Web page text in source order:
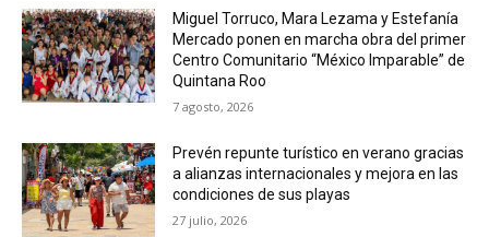
Miguel Torruco, Mara Lezama y Estefanía
Mercado ponen en marcha obra del primer
Centro Comunitario “México Imparable” de
Quintana Roo
7 agosto, 2026
Prevén repunte turístico en verano gracias
a alianzas internacionales y mejora en las
condiciones de sus playas
27 julio, 2026